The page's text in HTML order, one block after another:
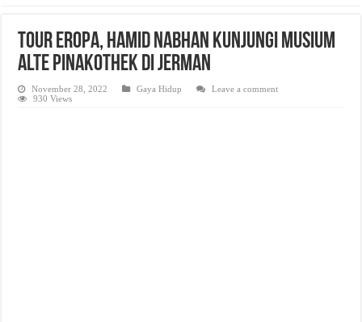
Dibutuhkan Marketing. Lamaran di-email ke redaksi@bisnisnasional.com
Tour Eropa, Hamid Nabhan Kunjungi Musium
Alte Pinakothek di Jerman
November 28, 2022 Gaya Hidup
Leave a comment
930 Views